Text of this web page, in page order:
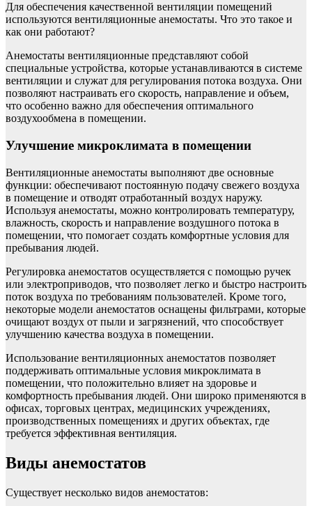
Для обеспечения качественной вентиляции помещений
используются вентиляционные анемостаты. Что это такое и
как они работают?
Анемостаты вентиляционные представляют собой
специальные устройства, которые устанавливаются в системе
вентиляции и служат для регулирования потока воздуха. Они
позволяют настраивать его скорость, направление и объем,
что особенно важно для обеспечения оптимального
воздухообмена в помещении.
Улучшение микроклимата в помещении
Вентиляционные анемостаты выполняют две основные
функции: обеспечивают постоянную подачу свежего воздуха
в помещение и отводят отработанный воздух наружу.
Используя анемостаты, можно контролировать температуру,
влажность, скорость и направление воздушного потока в
помещении, что помогает создать комфортные условия для
пребывания людей.
Регулировка анемостатов осуществляется с помощью ручек
или электроприводов, что позволяет легко и быстро настроить
поток воздуха по требованиям пользователей. Кроме того,
некоторые модели анемостатов оснащены фильтрами, которые
очищают воздух от пыли и загрязнений, что способствует
улучшению качества воздуха в помещении.
Использование вентиляционных анемостатов позволяет
поддерживать оптимальные условия микроклимата в
помещении, что положительно влияет на здоровье и
комфортность пребывания людей. Они широко применяются в
офисах, торговых центрах, медицинских учреждениях,
производственных помещениях и других объектах, где
требуется эффективная вентиляция.
Виды анемостатов
Существует несколько видов анемостатов: